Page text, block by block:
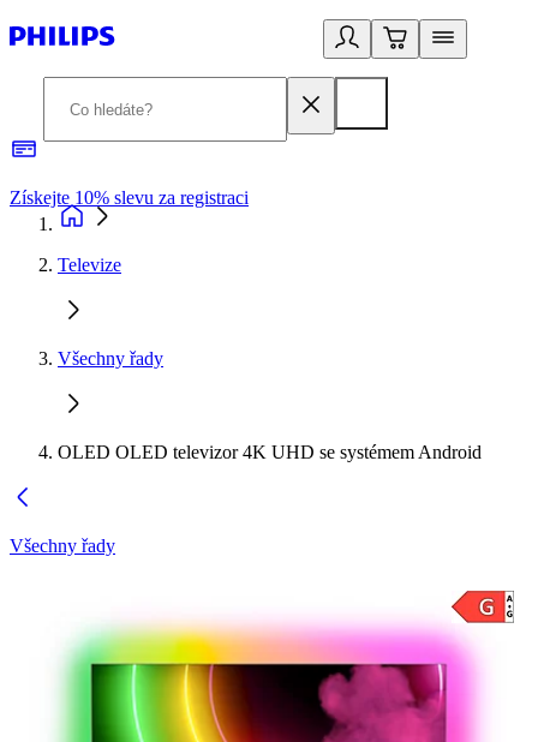
Získejte 10% slevu za registraci
Televize
Všechny řady
OLED OLED televizor 4K UHD se systémem Android
Všechny řady